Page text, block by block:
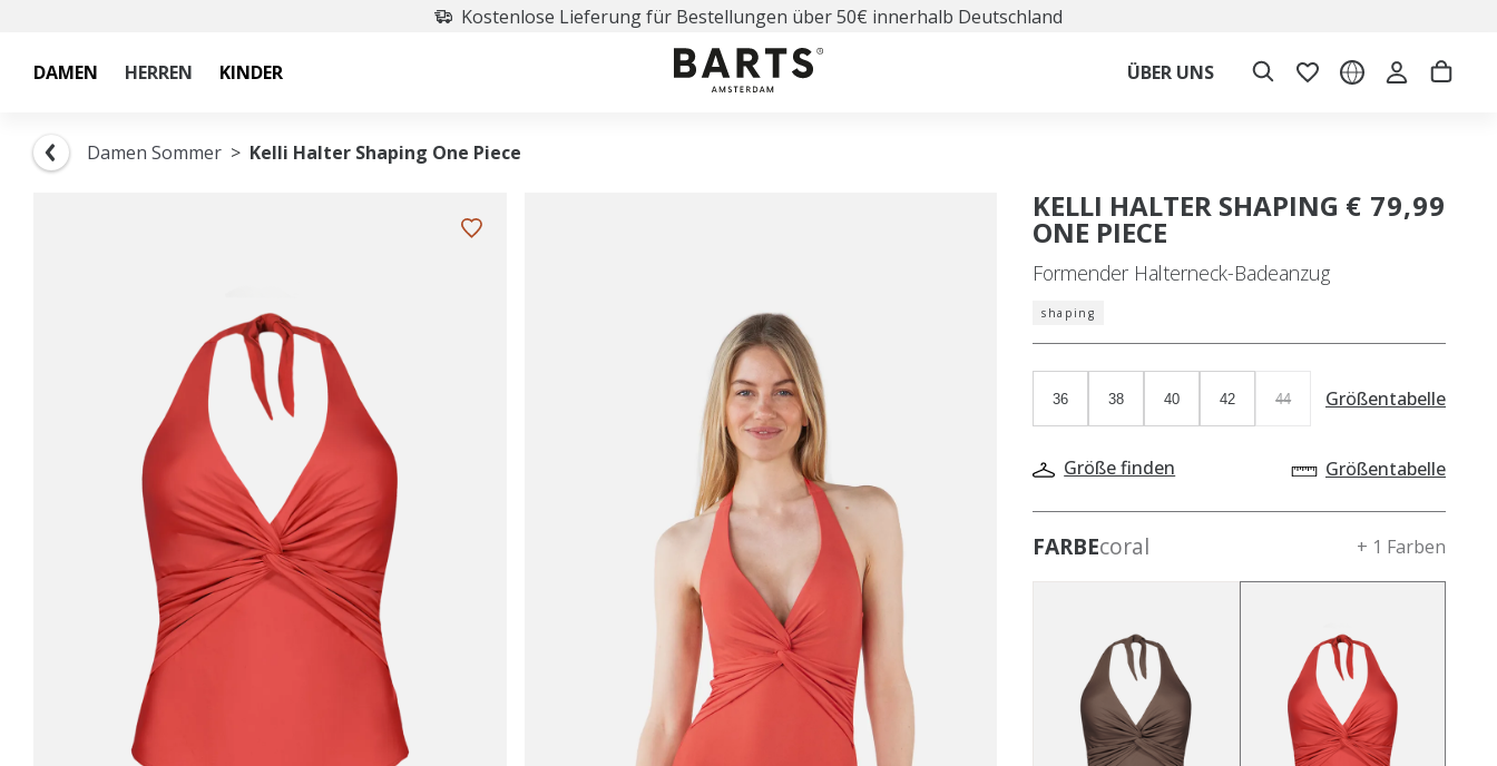
Kostenlose Lieferung für Bestellungen über 50€ innerhalb Deutschland
DAMEN HERREN KINDER ÜBER UNS
Damen Sommer Kelli Halter Shaping One Piece
KELLI HALTER SHAPING
ONE PIECE
Formender Halterneck-Badeanzug
€ 79,99
shaping
36 38 40 42 44 Größentabelle
Größe finden Größentabelle
FARBEcoral + 1 Farben